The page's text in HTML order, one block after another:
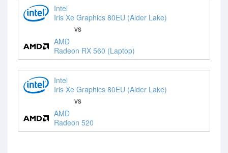
Intel
Iris Xe Graphics 80EU (Alder Lake)
vs
AMD
Radeon RX 560 (Laptop)
Intel
Iris Xe Graphics 80EU (Alder Lake)
vs
AMD
Radeon 520